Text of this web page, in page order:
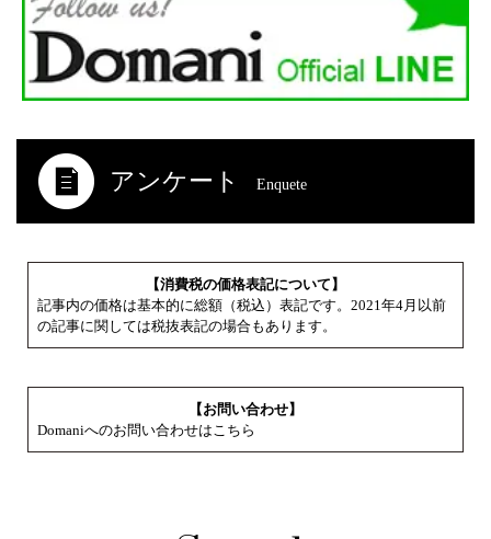
アンケート Enquete
【消費税の価格表記について】
記事内の価格は基本的に総額（税込）表記です。2021年4月以前
の記事に関しては税抜表記の場合もあります。
【お問い合わせ】
Domaniへのお問い合わせはこちら